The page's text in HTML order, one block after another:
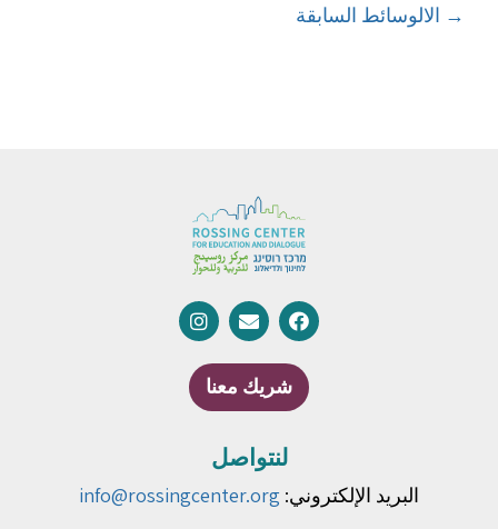
→ الالوسائط السابقة
شريك معنا
لنتواصل
البريد الإلكتروني: info@rossingcenter.org